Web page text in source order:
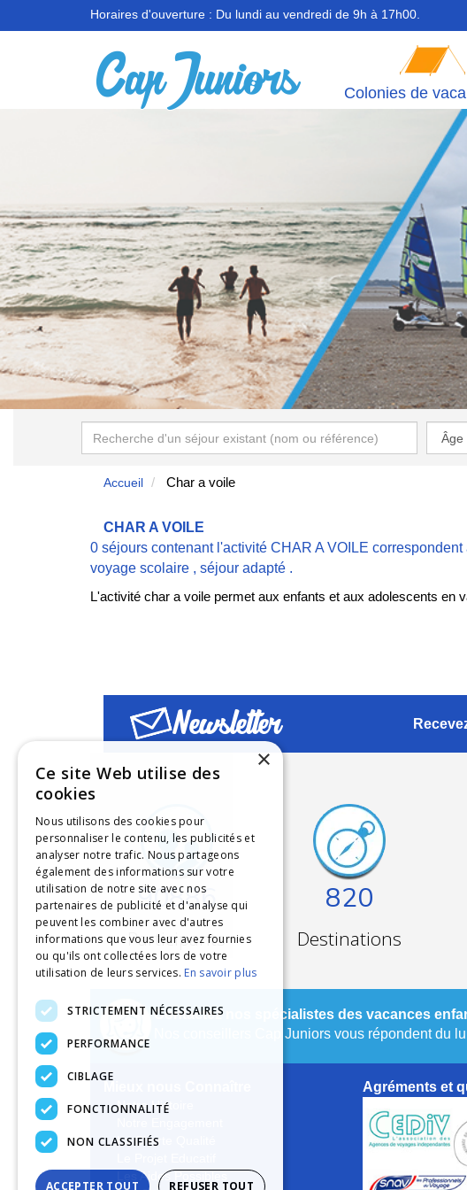
Horaires d'ouverture : Du lundi au vendredi de 9h à 17h00.
Colonies de
Accueil Char a voile
CHAR A VOILE
0 séjours contenant l'activité CHAR A VOILE
voyage scolaire , séjour adapté .
L'activité char a voile permet aux enfants et aux adolescents
Newsletter
90886
Participants
820
Destinations
Contactez nos spécialistes des vacances
Nos conseillers Cap Juniors vous répondent du
Notre Histoire
La Charte Qualité
Les Aides Possibles
Agréments et
×
Ce site Web utilise des
cookies
Nous utilisons des cookies pour
personnaliser le contenu, les publicités et
analyser notre trafic. Nous partageons
également des informations sur votre
utilisation de notre site avec nos
partenaires de publicité et d'analyse qui
peuvent les combiner avec d'autres
informations que vous leur avez fournies
ou qu'ils ont collectées lors de votre
utilisation de leurs services. En savoir plus
STRICTEMENT NÉCESSAIRES
PERFORMANCE
CIBLAGE
FONCTIONNALITÉ
NON CLASSIFIÉS
ACCEPTER TOUT REFUSER TOUT